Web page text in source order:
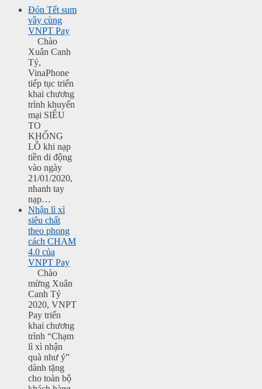
Đón Tết sum
vầy cùng
VNPT Pay
Chào
Xuân Canh
Tý,
VinaPhone
tiếp tục triển
khai chương
trình khuyến
mại SIÊU
TO
KHỔNG
LỒ khi nạp
tiền di động
vào ngày
21/01/2020,
nhanh tay
nạp…
Nhận lì xì
siêu chất
theo phong
cách CHẠM
4.0 của
VNPT Pay
Chào
mừng Xuân
Canh Tý
2020, VNPT
Pay triển
khai chương
trình “Chạm
lì xì nhận
quà như ý”
dành tặng
cho toàn bộ